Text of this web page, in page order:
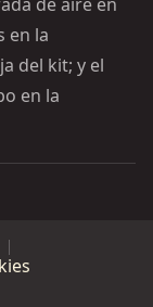
de aire en
en la
del kit; y el
en la